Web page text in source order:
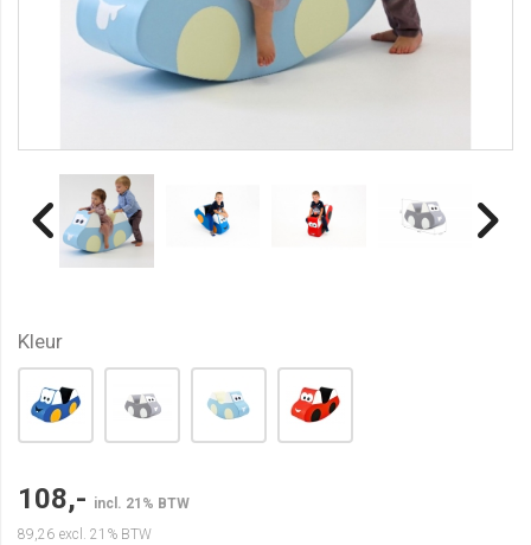
Kleur
108,- incl. 21% BTW
89,26 excl. 21% BTW